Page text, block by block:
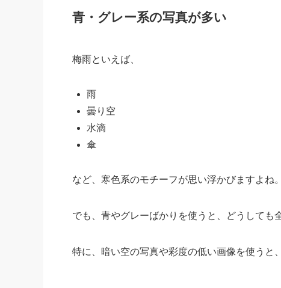
青・グレー系の写真が多い
梅雨といえば、
雨
曇り空
水滴
傘
など、寒色系のモチーフが思い浮かびますよね。
でも、青やグレーばかりを使うと、どうしても
特に、暗い空の写真や彩度の低い画像を使うと